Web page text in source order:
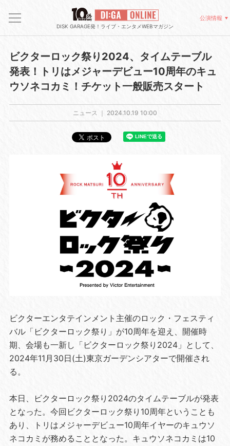
DISK GARAGE発！ライブ・エンタメWEBマガジン
公演情報
ビクターロック祭り2024、タイムテーブル
発表！トリはメジャーデビュー10周年のキュ
ウソネコカミ！チケット一般販売スタート
ニュース ｜ 2024.10.19 10:00
ビクターエンタテインメント主催のロック・フェスティ
バル「ビクターロック祭り」が10周年を迎え、開催時
期、会場も一新し「ビクターロック祭り2024」として、
2024年11月30日(土)東京ガーデンシアターで開催され
る。
本日、ビクターロック祭り2024のタイムテーブルが発表
となった。今回ビクターロック祭り10周年ということも
あり、トリはメジャーデビュー10周年イヤーのキュウソ
ネコカミが務めることとなった。キュウソネコカミは10